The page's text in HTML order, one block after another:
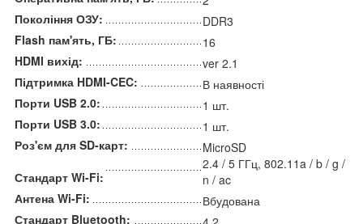
Покоління ОЗУ:
DDR3
Flash пам'ять, ГБ:
16
HDMI вихід:
ver 2.1
Підтримка HDMI-CEC:
В наявності
Порти USB 2.0:
1 шт.
Порти USB 3.0:
1 шт.
Роз'єм для SD-карт:
MicroSD
Стандарт Wi-Fi:
2.4 / 5 ГГц, 802.11a / b / g /
n / ac
Антена Wi-Fi:
Вбудована
Стандарт Bluetooth: